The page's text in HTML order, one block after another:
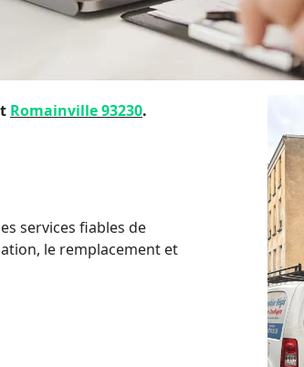
Romainville 93230.
services fiables de
le remplacement et